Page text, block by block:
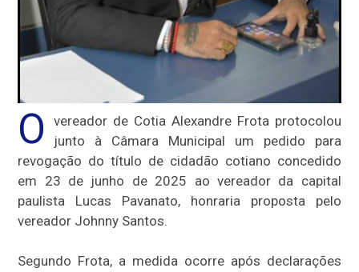
O
vereador de Cotia Alexandre Frota protocolou
junto à Câmara Municipal um pedido para
revogação do título de cidadão cotiano concedido
em 23 de junho de 2025 ao vereador da capital
paulista Lucas Pavanato, honraria proposta pelo
vereador Johnny Santos.
Segundo Frota, a medida ocorre após declarações